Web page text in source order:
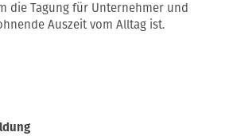
die Tagung für Unternehmer und
Auszeit vom Alltag ist.